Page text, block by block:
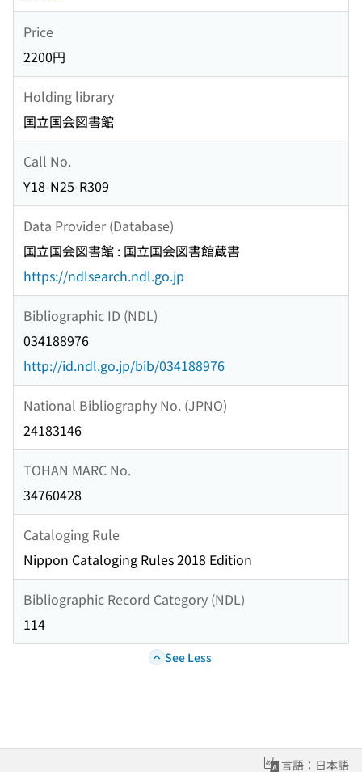
Price
2200円
Holding library
国立国会図書館
Call No.
Y18-N25-R309
Data Provider (Database)
国立国会図書館 : 国立国会図書館蔵書
https://ndlsearch.ndl.go.jp
Bibliographic ID (NDL)
034188976
http://id.ndl.go.jp/bib/034188976
National Bibliography No. (JPNO)
24183146
TOHAN MARC No.
34760428
Cataloging Rule
Nippon Cataloging Rules 2018 Edition
Bibliographic Record Category (NDL)
114
See Less
言語：日本語